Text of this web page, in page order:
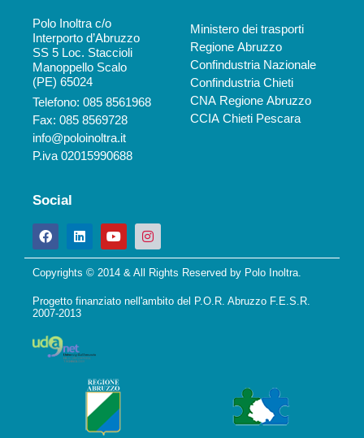
Polo Inoltra c/o
Interporto d’Abruzzo
SS 5 Loc. Staccioli
Manoppello Scalo
(PE) 65024
Telefono: 085 8561968
Fax: 085 8569728
info@poloinoltra.it
P.iva 02015990688
Ministero dei trasporti
Regione Abruzzo
Confindustria Nazionale
Confindustria Chieti
CNA Regione Abruzzo
CCIA Chieti Pescara
Social
Copyrights © 2014 & All Rights Reserved by Polo Inoltra.
Progetto finanziato nell'ambito del P.O.R. Abruzzo F.E.S.R.
2007-2013